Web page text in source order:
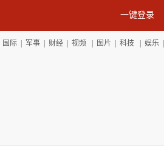
一键登录
国际| 军事| 财经| 视频 图片 科技 娱乐|